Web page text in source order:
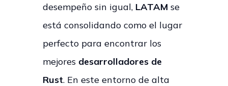
desempeño sin igual, LATAM se
está consolidando como el lugar
perfecto para encontrar los
mejores desarrolladores de
Rust. En este entorno de alta